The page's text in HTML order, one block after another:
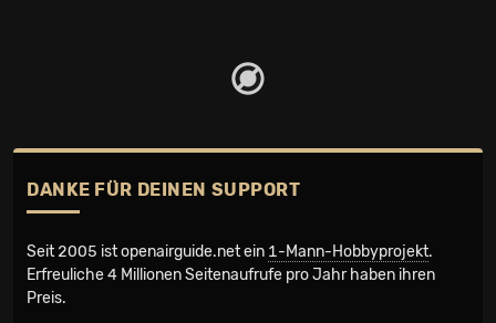
DANKE FÜR DEINEN SUPPORT
Seit 2005 ist openairguide.net ein 1-Mann-Hobbyprojekt.
Erfreuliche 4 Millionen Seiten­aufrufe pro Jahr haben ihren
Preis.